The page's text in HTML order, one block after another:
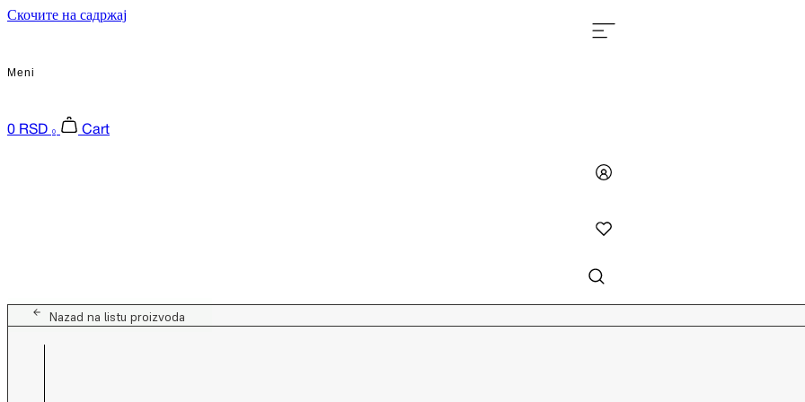
Скочите на садржај
Meni
0 RSD 0 Cart
Nazad na listu proizvoda